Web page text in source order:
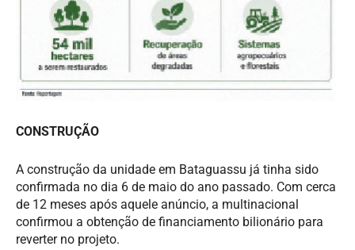
CONSTRUÇÃO
A construção da unidade em Bataguassu já tinha sido
confirmada no dia 6 de maio do ano passado. Com cerca
de 12 meses após aquele anúncio, a multinacional
confirmou a obtenção de financiamento bilionário para
reverter no projeto.